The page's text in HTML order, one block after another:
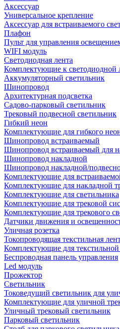
Аксессуар
Универсальное крепление
Аксессуар для встраиваемого
Плафон
Пульт для управления
WIFI модуль
Светодиодная лента
Комплектующие к светодиодной
Аккумуляторный светильник
Шинопровод
Архитектурная подсветка
Садово-парковый светильник
Трековый подвесной светильник
Гибкий неон
Комплектующие для гибкого
Шинопровод встраиваемый
Шинопровод встраиваемый для
Шинопровод накладной
Шинопровод накладной/
Комплектующие для
Комплектующие для накладной
Комплектующие для светильника
Комплектующие для трековой
Комплектующие для трекового
Датчики движения и
Уличная розетка
Токопроводящая текстильная
Комплектующие для
Беспроводная панель управления
Led модуль
Прожектор
Светильник
Токоведущий светильник для
Комплектующие для уличной
Уличный трековый светильник
Парковый светильник